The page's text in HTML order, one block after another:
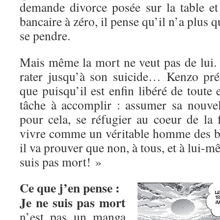
demande divorce posée sur la table
bancaire à zéro, il pense qu’il n’a plus
se pendre.
Mais même la mort ne veut pas de
rater jusqu’à son suicide… Kenzo
que puisqu’il est enfin libéré de toute
tâche à accomplir : assumer sa
pour cela, se réfugier au coeur de la
vivre comme un véritable homme des
il va prouver que non, à tous, et à lui-
suis pas mort! »
Ce que j’en pense :
Je ne suis pas mort
n’est pas un manga